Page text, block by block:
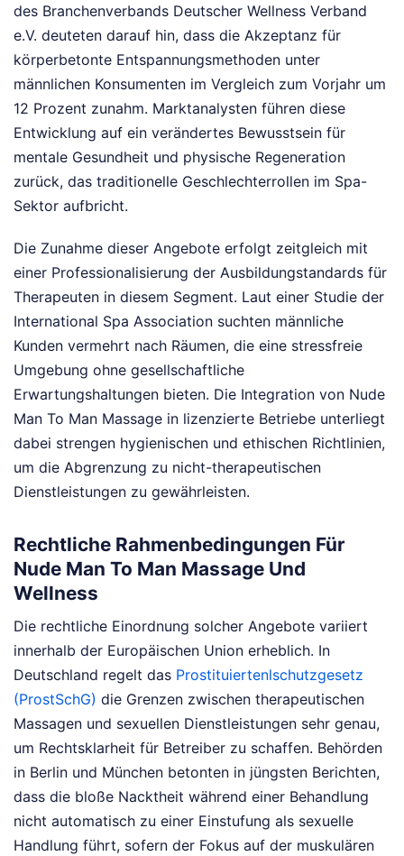
des Branchenverbands Deutscher Wellness Verband
e.V. deuteten darauf hin, dass die Akzeptanz für
körperbetonte Entspannungsmethoden unter
männlichen Konsumenten im Vergleich zum Vorjahr um
12 Prozent zunahm. Marktanalysten führen diese
Entwicklung auf ein verändertes Bewusstsein für
mentale Gesundheit und physische Regeneration
zurück, das traditionelle Geschlechterrollen im Spa-
Sektor aufbricht.
Die Zunahme dieser Angebote erfolgt zeitgleich mit
einer Professionalisierung der Ausbildungstandards für
Therapeuten in diesem Segment. Laut einer Studie der
International Spa Association suchten männliche
Kunden vermehrt nach Räumen, die eine stressfreie
Umgebung ohne gesellschaftliche
Erwartungshaltungen bieten. Die Integration von Nude
Man To Man Massage in lizenzierte Betriebe unterliegt
dabei strengen hygienischen und ethischen Richtlinien,
um die Abgrenzung zu nicht-therapeutischen
Dienstleistungen zu gewährleisten.
Rechtliche Rahmenbedingungen Für
Nude Man To Man Massage Und
Wellness
Die rechtliche Einordnung solcher Angebote variiert
innerhalb der Europäischen Union erheblich. In
Deutschland regelt das Prostituiertenlschutzgesetz
(ProstSchG) die Grenzen zwischen therapeutischen
Massagen und sexuellen Dienstleistungen sehr genau,
um Rechtsklarheit für Betreiber zu schaffen. Behörden
in Berlin und München betonten in jüngsten Berichten,
dass die bloße Nacktheit während einer Behandlung
nicht automatisch zu einer Einstufung als sexuelle
Handlung führt, sofern der Fokus auf der muskulären